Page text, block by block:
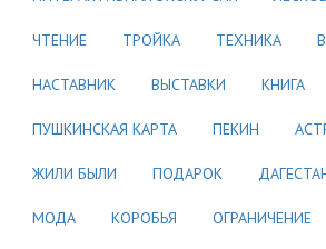
ЧТЕНИЕ ТРОЙКА ТЕХНИКА
НАСТАВНИК ВЫСТАВКИ КНИГА
ПУШКИНСКАЯ КАРТА ПЕКИН
ЖИЛИ БЫЛИ ПОДАРОК
МОДА КОРОБЬЯ ОГРАНИЧЕНИЕ